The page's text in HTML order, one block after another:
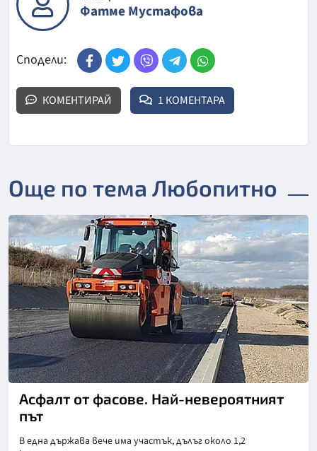
Фатме Мустафова
Сподели:
КОМЕНТИРАЙ 1 КОМЕНТАРА
Още по тема Любопитно
Асфалт от фасове. Най-невероятният
път
В една държава вече има участък, дълъг около 1,2